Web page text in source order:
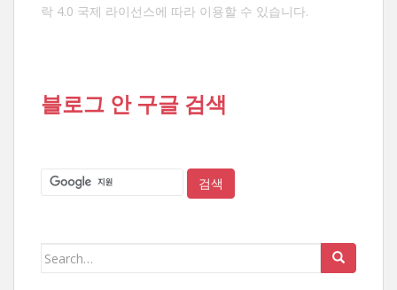
락 4.0 국제 라이선스에 따라 이용할 수 있습니다.
블로그 안 구글 검색
Search